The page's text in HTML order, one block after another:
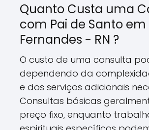
Quanto Custa uma
com Pai de Santo em
Fernandes - RN ?
O custo de uma consulta
dependendo da
e dos serviços adicionais
Consultas básicas
preço fixo, enquanto